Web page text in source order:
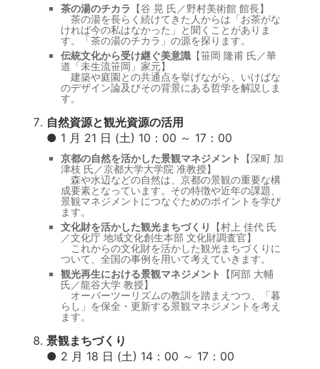
茶の湯のチカラ
【谷 晃 氏／野村美術館 館長】
茶の湯を長らく続けてきた人からは「お茶がな
ければ今の私はなかった」と聞くことがありま
す。「茶の湯のチカラ」の源を探ります。
伝統文化から受け継ぐ美意識 【笹岡 隆甫 氏／華
道「未生流笹岡」家元】
建築や庭園との共通点を挙げながら、いけばな
のデザイン論及びその背景にある哲学を解説しま
す。
自然資源と観光資源の活用
● 1 月 21 日 (土) 10：00 ～ 17：00
京都の自然を活かした景観マネジメント
【深町 加
津枝 氏／京都大学大学院 准教授】
森や水辺などの自然は、京都の景観の重要な構
成要素となっています。その特徴や近年の課題、
景観マネジメントにつなぐためのポイントを学び
ます。
文化財を活かした観光まちづくり
【村上 佳代 氏
／文化庁 地域文化創生本部 文化財調査官】
これからの文化財を活かした観光まちづくりに
ついて、全国の事例を用いて考えていきます。
観光再生における景観マネジメント
【阿部 大輔
氏／龍谷大学 教授】
オーバーツーリズムの教訓を踏まえつつ、「暮
らし」を保全・更新する景観マネジメントを考え
ます。
景観まちづくり
● 2 月 18 日 (土) 14：00 ～ 17：00